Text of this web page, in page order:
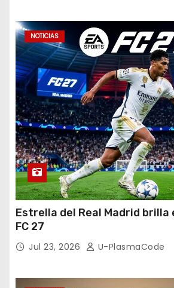
NOTICIAS
Estrella del Real Madrid brilla
FC 27
Jul 23, 2026 U-PlasmaCode